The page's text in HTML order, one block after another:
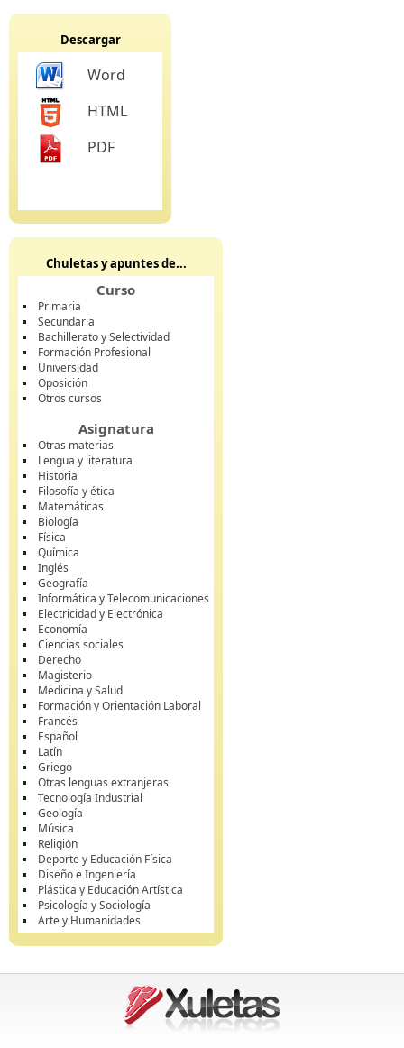
Descargar
Word
HTML
PDF
Chuletas y apuntes de...
Curso
Primaria
Secundaria
Bachillerato y Selectividad
Formación Profesional
Universidad
Oposición
Otros cursos
Asignatura
Otras materias
Lengua y literatura
Historia
Filosofía y ética
Matemáticas
Biología
Física
Química
Inglés
Geografía
Informática y Telecomunicaciones
Electricidad y Electrónica
Economía
Ciencias sociales
Derecho
Magisterio
Medicina y Salud
Formación y Orientación Laboral
Francés
Español
Latín
Griego
Otras lenguas extranjeras
Tecnología Industrial
Geología
Música
Religión
Deporte y Educación Física
Diseño e Ingeniería
Plástica y Educación Artística
Psicología y Sociología
Arte y Humanidades